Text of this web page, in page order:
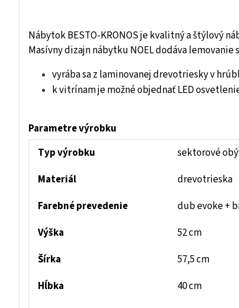
Nábytok BESTO-KRONOS je kvalitný a štýlový
Masívny dizajn nábytku NOEL dodáva lemovanie
vyrába sa z laminovanej drevotriesky v
k vitrínam je možné objednať LED
Parametre výrobku
Typ výrobku
sektorové
Materiál
drevotrieska
Farebné prevedenie
dub evoke +
Výška
52 cm
Šírka
57,5 cm
Hĺbka
40 cm